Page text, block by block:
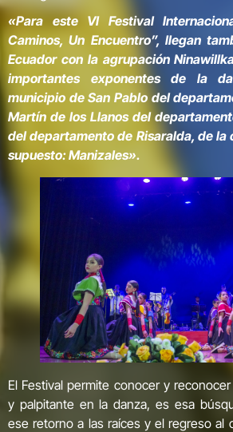
«Para este VI Festival
Caminos, Un Encuentro”, llegan
Ecuador con la agrupación
importantes exponentes de la
municipio de San Pablo del
Martín de los Llanos del
del departamento de Risaralda, de la
supuesto: Manizales».
El Festival permite conocer y
y palpitante en la danza, es esa
ese retorno a las raíces y el regreso al